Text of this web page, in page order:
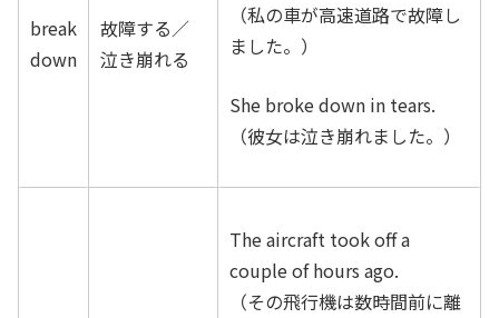
break
down
故障する／
泣き崩れる
（私の車が高速道路で故障し
ました。）
She broke down in tears.
（彼女は泣き崩れました。）
The aircraft took off a
couple of hours ago.
（その飛行機は数時間前に離